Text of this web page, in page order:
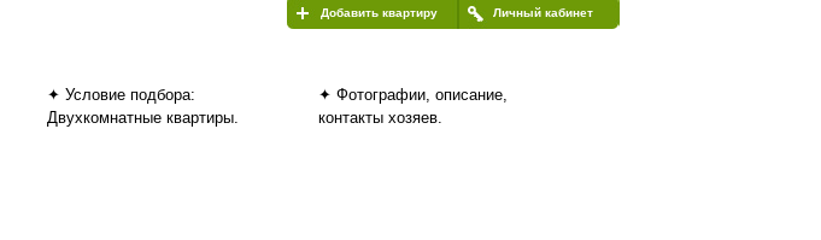
Личный кабинет
Добавить квартиру
✦ Условие подбора:
Двухкомнатные квартиры.
✦ Фотографии, описание,
контакты хозяев.